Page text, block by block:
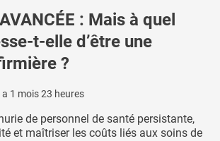
: Mais à quel
t-elle d’être une
?
a 1 mois 23 heures
de personnel de santé persistante,
et maîtriser les coûts liés aux soins de